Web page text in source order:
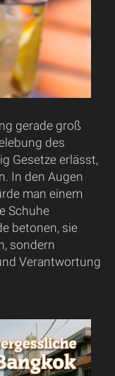
gerade groß
des
Gesetze erlässt,
In den Augen
man einem
Schuhe
betonen, sie
sondern
Verantwortung